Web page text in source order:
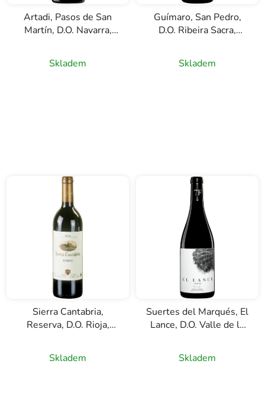
Artadi, Pasos de San
Martín, D.O. Navarra,
Skladem
Guímaro, San Pedro,
D.O. Ribeira Sacra,
Skladem
Sierra Cantabria,
Reserva, D.O. Rioja,
Skladem
Suertes del Marqués, El
Lance, D.O. Valle de la
0,75l
Skladem